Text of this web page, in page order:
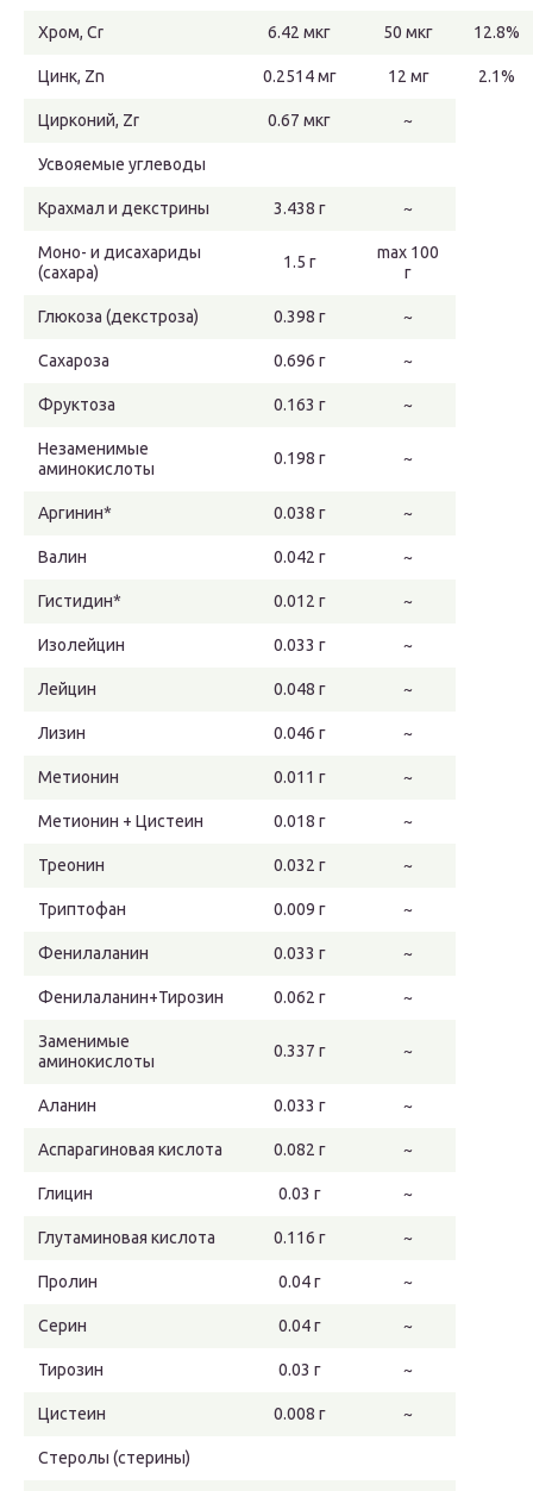
Хром, Cr 6.42 мкг 50 мкг 12.8%
Цинк, Zn 0.2514 мг 12 мг 2.1%
Цирконий, Zr 0.67 мкг ~
Усвояемые углеводы
Крахмал и декстрины 3.438 г ~
Моно- и дисахариды
(сахара)
1.5 г
max 100
г
Глюкоза (декстроза) 0.398 г ~
Сахароза 0.696 г ~
Фруктоза 0.163 г ~
Незаменимые
аминокислоты
0.198 г ~
Аргинин* 0.038 г ~
Валин 0.042 г ~
Гистидин* 0.012 г ~
Изолейцин 0.033 г ~
Лейцин 0.048 г ~
Лизин 0.046 г ~
Метионин 0.011 г ~
Метионин + Цистеин 0.018 г ~
Треонин 0.032 г ~
Триптофан 0.009 г ~
Фенилаланин 0.033 г ~
Фенилаланин+Тирозин 0.062 г ~
Заменимые
аминокислоты
0.337 г ~
Аланин 0.033 г ~
Аспарагиновая кислота 0.082 г ~
Глицин 0.03 г ~
Глутаминовая кислота 0.116 г ~
Пролин 0.04 г ~
Серин 0.04 г ~
Тирозин 0.03 г ~
Цистеин 0.008 г ~
Стеролы (стерины)